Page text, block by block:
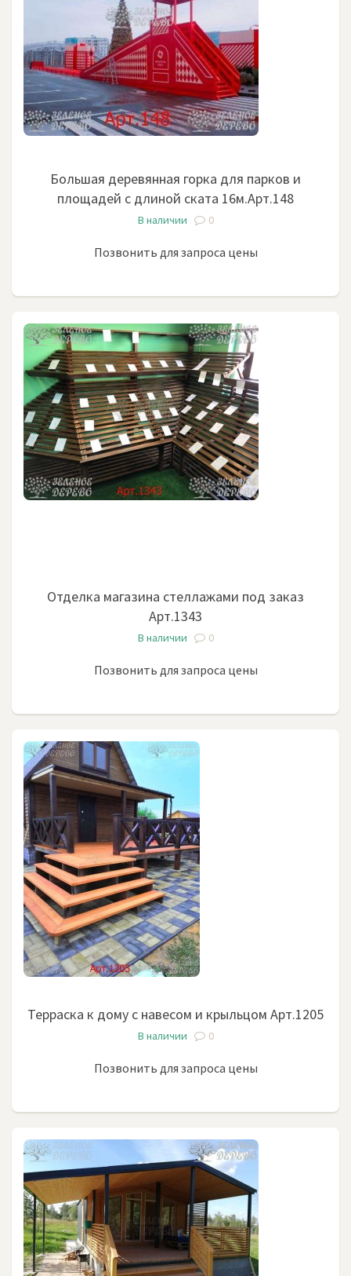
Большая деревянная горка для парков и
площадей с длиной ската 16м.Арт.148
В наличии 0
Позвонить для запроса цены
Отделка магазина стеллажами под заказ
Арт.1343
В наличии 0
Позвонить для запроса цены
Терраска к дому с навесом и крыльцом Арт.1205
В наличии 0
Позвонить для запроса цены